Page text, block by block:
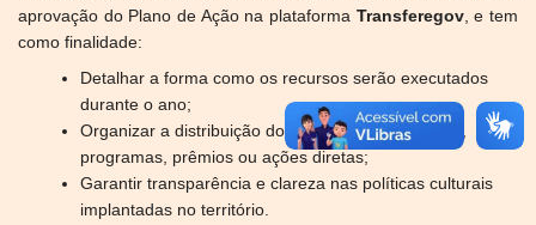
aprovação do Plano de Ação na plataforma Transferegov, e tem
como finalidade:
Detalhar a forma como os recursos serão executados
durante o ano;
Organizar a distribuição dos recursos entre editais,
programas, prêmios ou ações diretas;
Garantir transparência e clareza nas políticas culturais
implantadas no território.